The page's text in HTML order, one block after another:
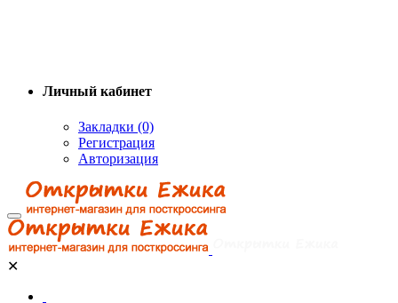
Личный кабинет
Закладки (0)
Регистрация
Авторизация
✕